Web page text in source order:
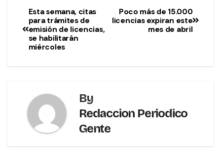
Poco más de 15.000
licencias expiran este
mes de abril
Esta semana, citas
para trámites de
emisión de licencias,
se habilitarán
miércoles
By
Redaccion Periodico
Gente